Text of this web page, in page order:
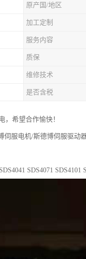
原产国/地区
加工定制
服务内容
质保
维修技术
是否含税
，希望合作愉快！
服电机/斯德博伺服驱动
SDS4071 SDS4101